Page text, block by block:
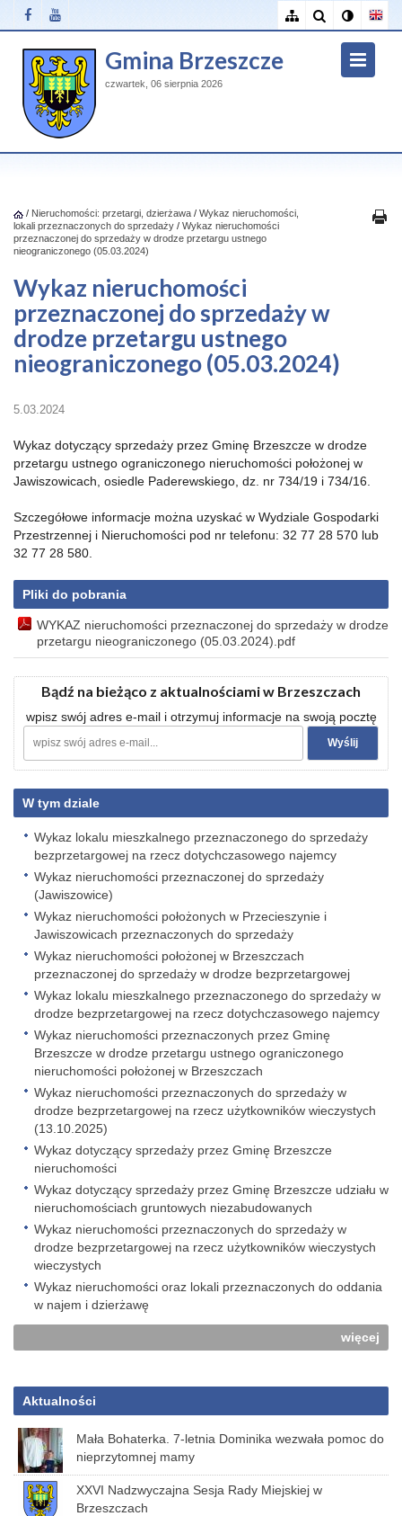
Gmina Brzeszcze
czwartek, 06 sierpnia 2026
/ Nieruchomości: przetargi, dzierżawa / Wykaz nieruchomości,
lokali przeznaczonych do sprzedaży / Wykaz nieruchomości
przeznaczonej do sprzedaży w drodze przetargu ustnego
nieograniczonego (05.03.2024)
Wykaz nieruchomości
przeznaczonej do sprzedaży w
drodze przetargu ustnego
nieograniczonego (05.03.2024)
5.03.2024
Wykaz dotyczący sprzedaży przez Gminę Brzeszcze w drodze
przetargu ustnego ograniczonego nieruchomości położonej w
Jawiszowicach, osiedle Paderewskiego, dz. nr 734/19 i 734/16.
Szczegółowe informacje można uzyskać w Wydziale Gospodarki
Przestrzennej i Nieruchomości pod nr telefonu: 32 77 28 570 lub
32 77 28 580.
Pliki do pobrania
WYKAZ nieruchomości przeznaczonej do sprzedaży w drodze
przetargu nieograniczonego (05.03.2024).pdf
Bądź na bieżąco z aktualnościami w Brzeszczach
wpisz swój adres e-mail i otrzymuj informacje na swoją pocztę
W tym dziale
Wykaz lokalu mieszkalnego przeznaczonego do sprzedaży
bezprzetargowej na rzecz dotychczasowego najemcy
Wykaz nieruchomości przeznaczonej do sprzedaży
(Jawiszowice)
Wykaz nieruchomości położonych w Przecieszynie i
Jawiszowicach przeznaczonych do sprzedaży
Wykaz nieruchomości położonej w Brzeszczach
przeznaczonej do sprzedaży w drodze bezprzetargowej
Wykaz lokalu mieszkalnego przeznaczonego do sprzedaży w
drodze bezprzetargowej na rzecz dotychczasowego najemcy
Wykaz nieruchomości przeznaczonych przez Gminę
Brzeszcze w drodze przetargu ustnego ograniczonego
nieruchomości położonej w Brzeszczach
Wykaz nieruchomości przeznaczonych do sprzedaży w
drodze bezprzetargowej na rzecz użytkowników wieczystych
(13.10.2025)
Wykaz dotyczący sprzedaży przez Gminę Brzeszcze
nieruchomości
Wykaz dotyczący sprzedaży przez Gminę Brzeszcze udziału w
nieruchomościach gruntowych niezabudowanych
Wykaz nieruchomości przeznaczonych do sprzedaży w
drodze bezprzetargowej na rzecz użytkowników wieczystych
wieczystych
Wykaz nieruchomości oraz lokali przeznaczonych do oddania
w najem i dzierżawę
więcej
Aktualności
Mała Bohaterka. 7-letnia Dominika wezwała pomoc do
nieprzytomnej mamy
XXVI Nadzwyczajna Sesja Rady Miejskiej w
Brzeszczach